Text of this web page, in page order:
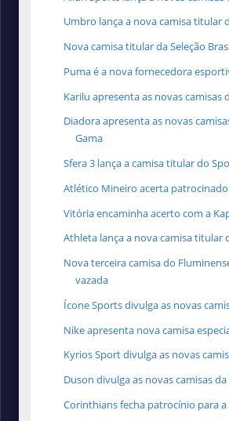
Umbro lança a nova camisa titular
Nova camisa titular da Seleção
Puma é a nova fornecedora
Karilu apresenta as novas camisas
Diadora apresenta as novas
Gama
Sfera 3 lança a camisa titular do
Atlético Mineiro acerta
Vitória encaminha acerto com a
Athleta lança a nova camisa titular
Nova terceira camisa do
vazada
Ícone Sports divulga as novas
Nike apresenta nova camisa
Kyrios Sport divulga as novas
Duson divulga as novas camisas da
Corinthians fecha patrocínio para